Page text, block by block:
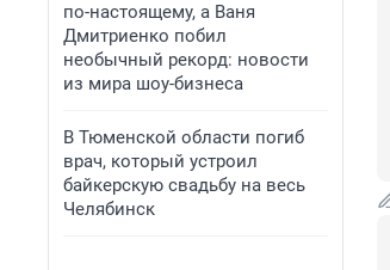
по-настоящему, а Ваня
Дмитриенко побил
необычный рекорд: новости
из мира шоу-бизнеса
В Тюменской области погиб
врач, который устроил
байкерскую свадьбу на весь
Челябинск